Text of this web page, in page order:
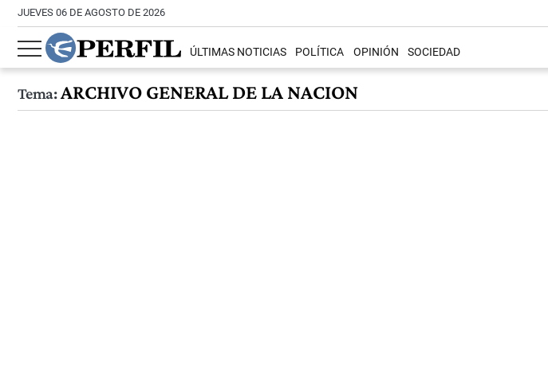
JUEVES 06 DE AGOSTO DE 2026
ÚLTIMAS NOTICIAS POLÍTICA OPINIÓN SOCIEDAD
Tema:ARCHIVO GENERAL DE LA NACION